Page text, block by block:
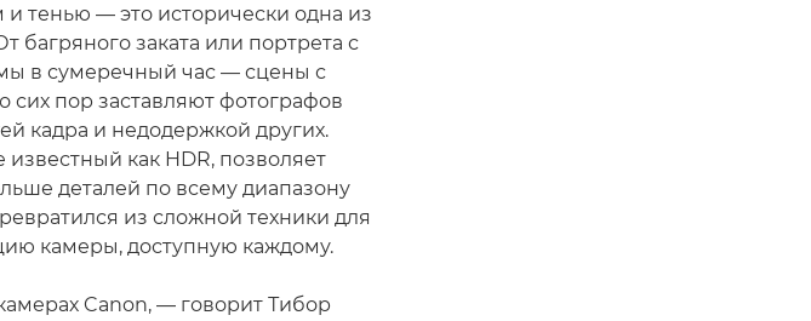
тенью — это исторически одна из
багряного заката или портрета с
в сумеречный час — сцены с
сих пор заставляют фотографов
кадра и недодержкой других.
как HDR, позволяет
деталей по всему диапазону
из сложной техники для
камеры, доступную каждому.
Canon, — говорит Тибор